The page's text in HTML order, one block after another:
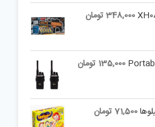
348,000تومان
135,000 تومان
71,500تومان